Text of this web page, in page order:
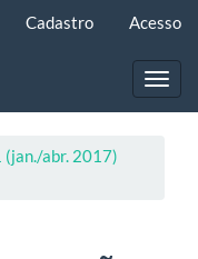
Cadastro Acesso
(jan./abr. 2017)